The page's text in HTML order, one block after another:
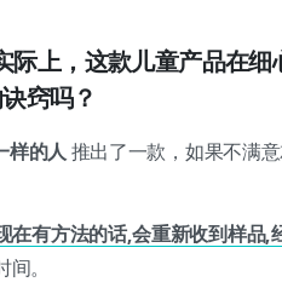
际上，这款儿童产品在
窍吗？
样的人 推出了一款，如果不满
有方法的话,会重新收到样品,
间。